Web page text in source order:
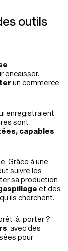
outils
encaisser.
un commerce
enregistraient
sont
capables
Grâce à une
suivre les
sa production
et des
cherchent.
à-porter ?
, avec des
pour